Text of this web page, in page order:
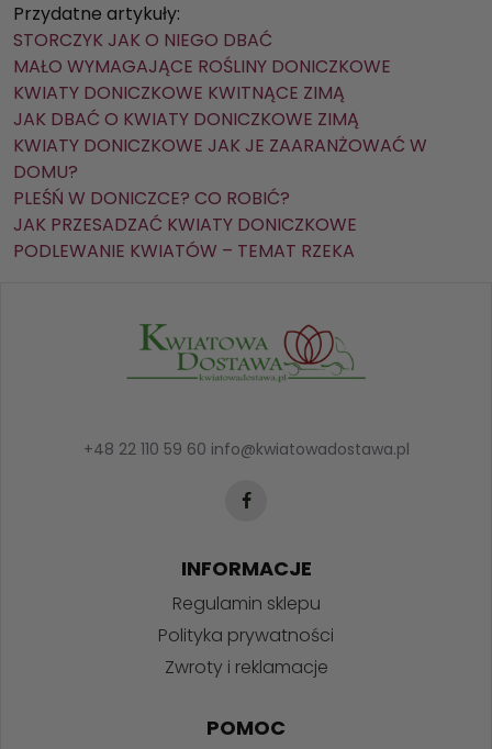
Przydatne artykuły:
STORCZYK JAK O NIEGO DBAĆ
MAŁO WYMAGAJĄCE ROŚLINY DONICZKOWE
KWIATY DONICZKOWE KWITNĄCE ZIMĄ
JAK DBAĆ O KWIATY DONICZKOWE ZIMĄ
KWIATY DONICZKOWE JAK JE ZAARANŻOWAĆ W
DOMU?
PLEŚŃ W DONICZCE? CO ROBIĆ?
JAK PRZESADZAĆ KWIATY DONICZKOWE
PODLEWANIE KWIATÓW – TEMAT RZEKA
+48 22 110 59 60 info@kwiatowadostawa.pl
INFORMACJE
Regulamin sklepu
Polityka prywatności
Zwroty i reklamacje
POMOC